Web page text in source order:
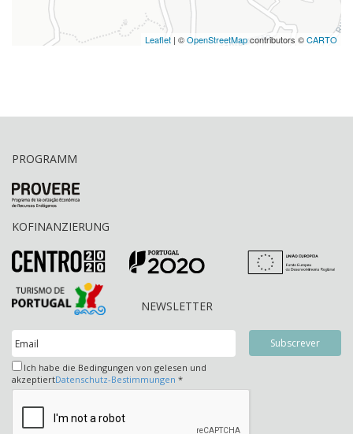
Leaflet | ©OpenStreetMapcontributors ©CARTO
PROGRAMM
KOFINANZIERUNG
NEWSLETTER
Ich habe die Bedingungen von gelesen und
akzeptiertDatenschutz-Bestimmungen *